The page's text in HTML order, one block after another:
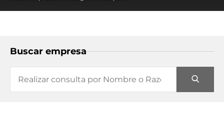
Buscar empresa